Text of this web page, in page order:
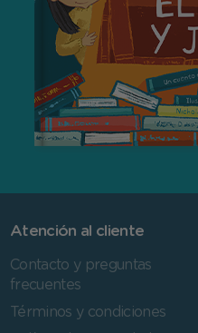
Atención al cliente
Contacto y preguntas
frecuentes
Términos y condiciones